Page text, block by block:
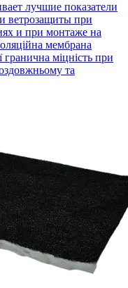
лучшие показатели
ветрозащиты при
и при монтаже на
мембрана
гранична міцність при
та